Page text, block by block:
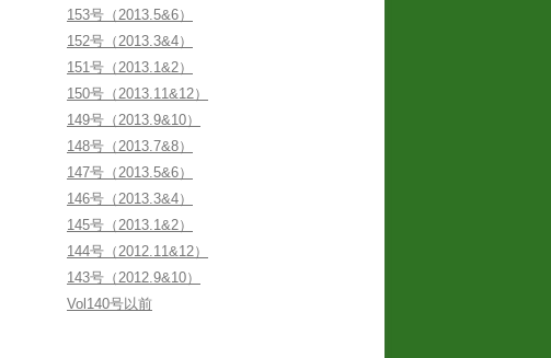
153号（2013.5&6）
152号（2013.3&4）
151号（2013.1&2）
150号（2013.11&12）
149号（2013.9&10）
148号（2013.7&8）
147号（2013.5&6）
146号（2013.3&4）
145号（2013.1&2）
144号（2012.11&12）
143号（2012.9&10）
Vol140号以前